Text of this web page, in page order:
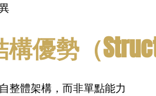
構優勢（
整體架構，而非單點能力